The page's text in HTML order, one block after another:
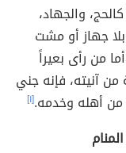
والجهاد،
بلا جهاز أو مشت
من رأى بعيراً
آنيته، فإنه جني
من أهله وخدمه.[١]